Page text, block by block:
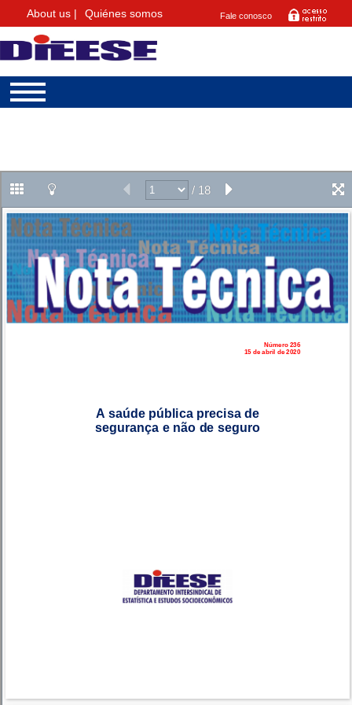
About us | Quiénes somos Fale conosco